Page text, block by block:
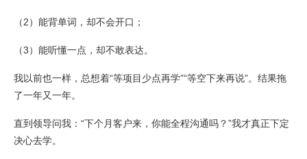
（2）能背单词，却不会开口；
（3）能听懂一点，却不敢表达。
我以前也一样，总想着“等项目少点再学”“等空下来再说”。结果拖
了一年又一年。
直到领导问我：“下个月客户来，你能全程沟通吗？”我才真正下定
决心去学。